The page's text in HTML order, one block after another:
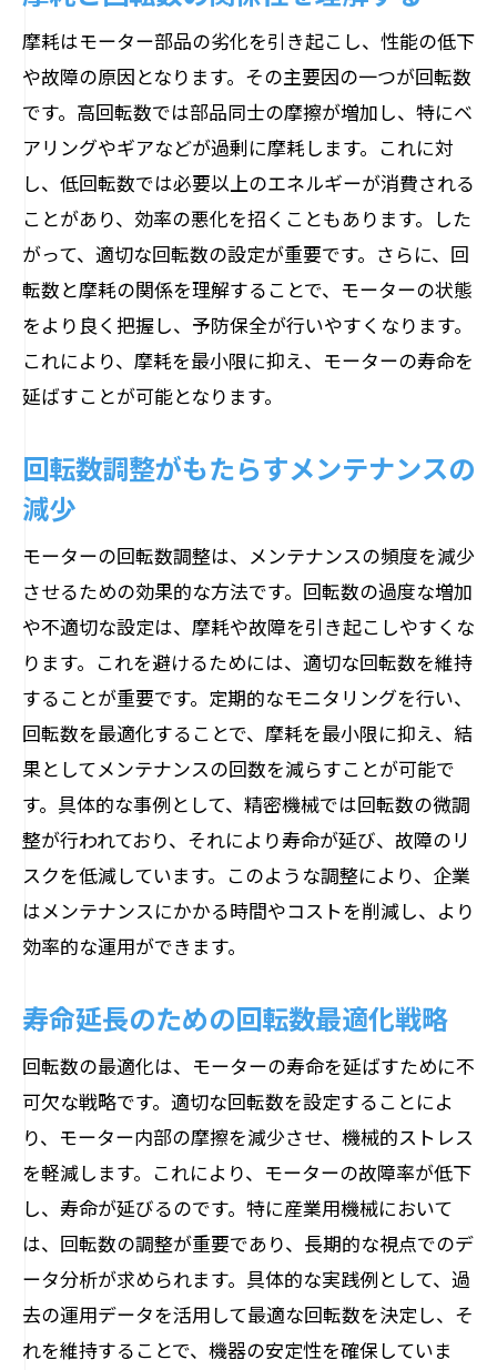
摩耗はモーター部品の劣化を引き起こし、性能の低下
や故障の原因となります。その主要因の一つが回転数
です。高回転数では部品同士の摩擦が増加し、特にベ
アリングやギアなどが過剰に摩耗します。これに対
し、低回転数では必要以上のエネルギーが消費される
ことがあり、効率の悪化を招くこともあります。した
がって、適切な回転数の設定が重要です。さらに、回
転数と摩耗の関係を理解することで、モーターの状態
をより良く把握し、予防保全が行いやすくなります。
これにより、摩耗を最小限に抑え、モーターの寿命を
延ばすことが可能となります。
回転数調整がもたらすメンテナンスの
減少
モーターの回転数調整は、メンテナンスの頻度を減少
させるための効果的な方法です。回転数の過度な増加
や不適切な設定は、摩耗や故障を引き起こしやすくな
ります。これを避けるためには、適切な回転数を維持
することが重要です。定期的なモニタリングを行い、
回転数を最適化することで、摩耗を最小限に抑え、結
果としてメンテナンスの回数を減らすことが可能で
す。具体的な事例として、精密機械では回転数の微調
整が行われており、それにより寿命が延び、故障のリ
スクを低減しています。このような調整により、企業
はメンテナンスにかかる時間やコストを削減し、より
効率的な運用ができます。
寿命延長のための回転数最適化戦略
回転数の最適化は、モーターの寿命を延ばすために不
可欠な戦略です。適切な回転数を設定することによ
り、モーター内部の摩擦を減少させ、機械的ストレス
を軽減します。これにより、モーターの故障率が低下
し、寿命が延びるのです。特に産業用機械において
は、回転数の調整が重要であり、長期的な視点でのデ
ータ分析が求められます。具体的な実践例として、過
去の運用データを活用して最適な回転数を決定し、そ
れを維持することで、機器の安定性を確保していま